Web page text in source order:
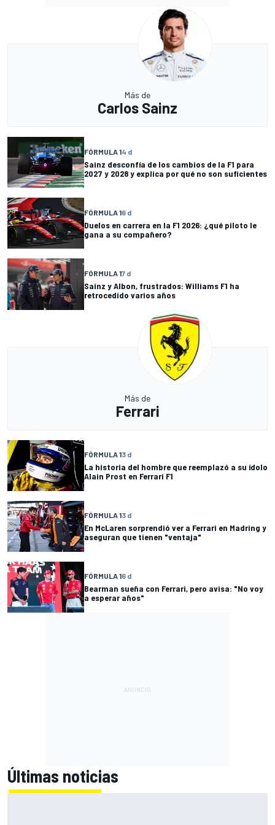
Más de
Carlos Sainz
FÓRMULA 14 d
Sainz desconfía de los cambios de la F1 para
2027 y 2028 y explica por qué no son suficientes
FÓRMULA 16 d
Duelos en carrera en la F1 2026: ¿qué piloto le
gana a su compañero?
FÓRMULA 17 d
Sainz y Albon, frustrados: Williams F1 ha
retrocedido varios años
Más de
Ferrari
FÓRMULA 13 d
La historia del hombre que reemplazó a su ídolo
Alain Prost en Ferrari F1
FÓRMULA 13 d
En McLaren sorprendió ver a Ferrari en Madring y
aseguran que tienen "ventaja"
FÓRMULA 16 d
Bearman sueña con Ferrari, pero avisa: "No voy
a esperar años"
Últimas noticias